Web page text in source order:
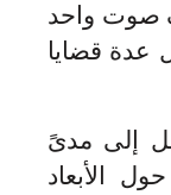
صوت واحد
عدة قضايا
إلى مدىً
الأبعاد